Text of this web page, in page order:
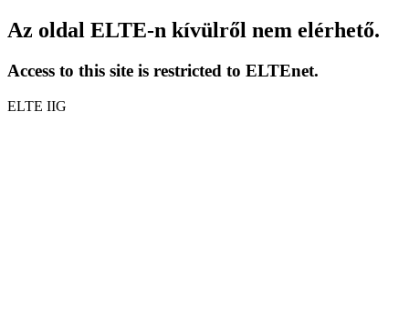
Az oldal ELTE-n kívülről nem elérhető.
Access to this site is restricted to ELTEnet.
ELTE IIG